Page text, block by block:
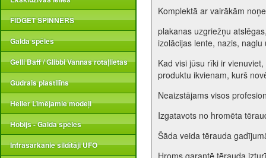
FIDGET SPINNERS
Galda spēles
Gelli Baff / Glibbi Vannas rotaļlietas
Gudrais plastilīns
Heller Līmējamie modeļi
Hobijs - Galda spēles
Infrasarkanie sildītāji UFO
Komplektā ar vairākām
plakanas uzgriežņu
izolācijas lente, nazis,
Kad visi jūsu rīki ir
produktu ikvienam, kurš
Neaizstājams visos
Izgatavots no hromēta
Šāda veida tērauda
Hroms garantē tērauda